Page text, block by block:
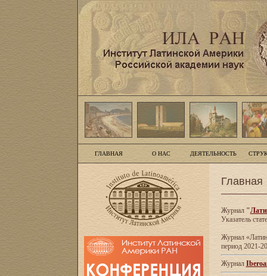
ГЛАВНАЯ О НАС ДЕЯТЕЛЬНОСТЬ
Главная
Журнал"
Указатель
Журнал
период 2021-
Журнал